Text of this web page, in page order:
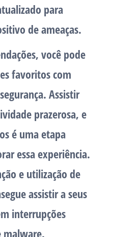
para
de ameaças.
você pode
favoritos com
Assistir
prazerosa, e
é uma etapa
essa experiência.
e utilização de
assistir a seus
interrupções
malware.